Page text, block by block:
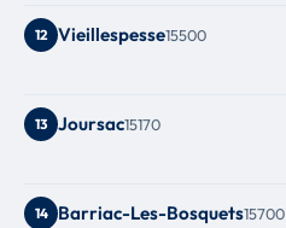
12 Vieillespesse15500
13 Joursac15170
14 Barriac-Les-Bosquets15700